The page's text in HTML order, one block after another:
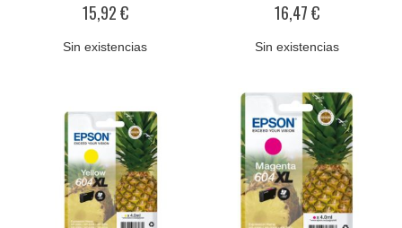
15,92 €
Sin existencias
16,47 €
Sin existencias